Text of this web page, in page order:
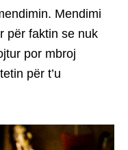
Mendimi
për faktin se nuk
por mbroj
për t’u